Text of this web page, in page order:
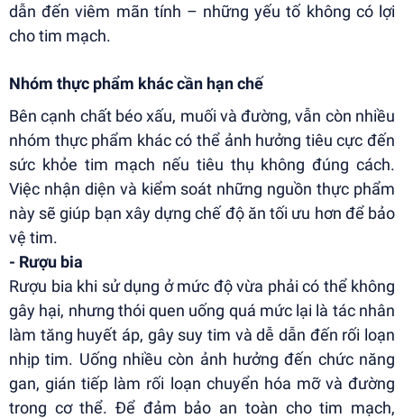
dẫn đến viêm mãn tính – những yếu tố không có lợi
cho tim mạch.
Nhóm thực phẩm khác cần hạn chế
Bên cạnh chất béo xấu, muối và đường, vẫn còn nhiều
nhóm thực phẩm khác có thể ảnh hưởng tiêu cực đến
sức khỏe tim mạch nếu tiêu thụ không đúng cách.
Việc nhận diện và kiểm soát những nguồn thực phẩm
này sẽ giúp bạn xây dựng chế độ ăn tối ưu hơn để bảo
vệ tim.
- Rượu bia
Rượu bia khi sử dụng ở mức độ vừa phải có thể không
gây hại, nhưng thói quen uống quá mức lại là tác nhân
làm tăng huyết áp, gây suy tim và dễ dẫn đến rối loạn
nhịp tim. Uống nhiều còn ảnh hưởng đến chức năng
gan, gián tiếp làm rối loạn chuyển hóa mỡ và đường
trong cơ thể. Để đảm bảo an toàn cho tim mạch,